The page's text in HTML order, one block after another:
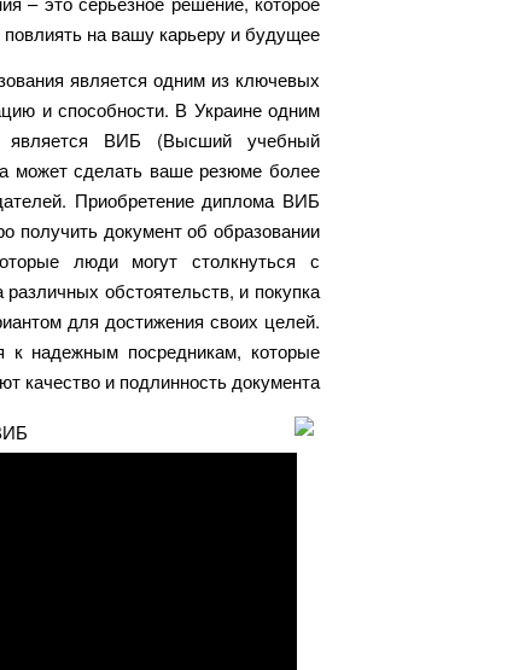
на вашу карьеру и будущее.
является одним из ключевых
и способности. В Украине одним
является ВИБ (Высший учебный
может сделать ваше резюме более
Приобретение диплома ВИБ
получить документ об образовании
люди могут столкнуться с
обстоятельств, и покупка
для достижения своих целей.
надежным посредникам, которые
качество и подлинность документа.